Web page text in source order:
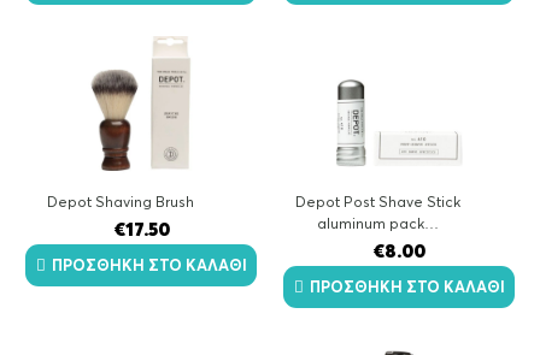
Depot Shaving Brush
€17.50
ΠΡΟΣΘΉΚΗ ΣΤΟ ΚΑΛΆΘΙ
Depot Post Shave Stick
aluminum pack…
€8.00
ΠΡΟΣΘΉΚΗ ΣΤΟ ΚΑΛΆΘΙ